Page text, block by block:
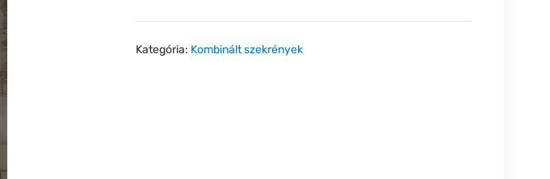
Kategória: Kombinált szekrények